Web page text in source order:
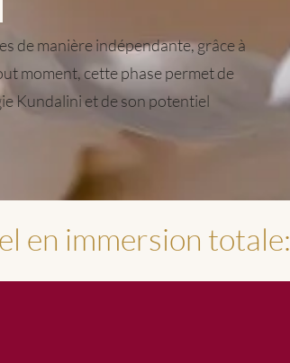
de manière indépendante, grâce à
moment, cette phase permet de
Kundalini et de son potentiel
en immersion totale: